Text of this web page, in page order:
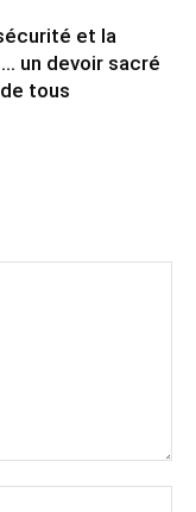
et la
un devoir sacré
tous